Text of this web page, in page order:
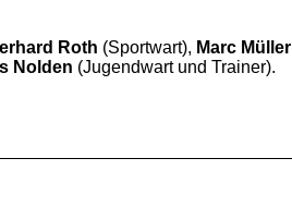
Roth (Sportwart), Marc Müller
Nolden (Jugendwart und Trainer).